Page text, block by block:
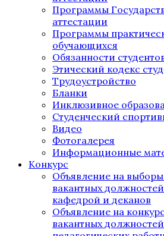
Программы
аттестации
Программы
обучающихся
Обязанности
Этический кодекс
Трудоустройство
Бланки
Инклюзивное
Студенческий
Видео
Фотогалерея
Информационные
Конкурс
Объявление на
вакантных
кафедрой и деканов
Объявление на
вакантных